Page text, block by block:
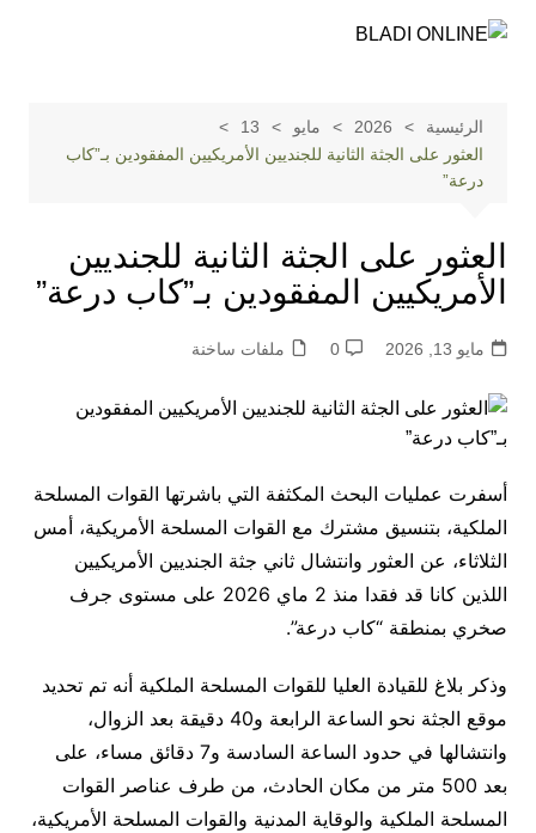
الرئيسية 2026 مايو
13
العثور على الجثة الثانية للجنديين الأمريكيين المفقودين بـ”كاب
درعة”
العثور على الجثة الثانية للجنديين
الأمريكيين المفقودين بـ”كاب درعة”
مايو 13, 2026 0 ملفات ساخنة
أسفرت عمليات البحث المكثفة التي باشرتها القوات المسلحة
الملكية، بتنسيق مشترك مع القوات المسلحة الأمريكية، أمس
الثلاثاء، عن العثور وانتشال ثاني جثة الجنديين الأمريكيين
اللذين كانا قد فقدا منذ 2 ماي 2026 على مستوى جرف
صخري بمنطقة “كاب درعة”.
وذكر بلاغ للقيادة العليا للقوات المسلحة الملكية أنه تم تحديد
موقع الجثة نحو الساعة الرابعة و40 دقيقة بعد الزوال،
وانتشالها في حدود الساعة السادسة و7 دقائق مساء، على
بعد 500 متر من مكان الحادث، من طرف عناصر القوات
المسلحة الملكية والوقاية المدنية والقوات المسلحة الأمريكية،